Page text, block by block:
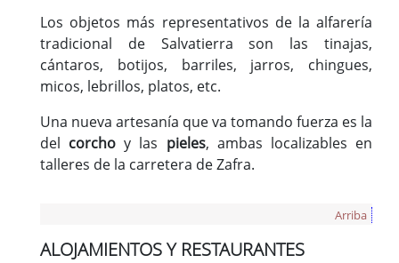
Los objetos más representativos de la alfarería
tradicional de Salvatierra son las tinajas,
cántaros, botijos, barriles, jarros, chingues,
micos, lebrillos, platos, etc.
Una nueva artesanía que va tomando fuerza es la
del corcho y las pieles, ambas localizables en
talleres de la carretera de Zafra.
Arriba
ALOJAMIENTOS Y RESTAURANTES